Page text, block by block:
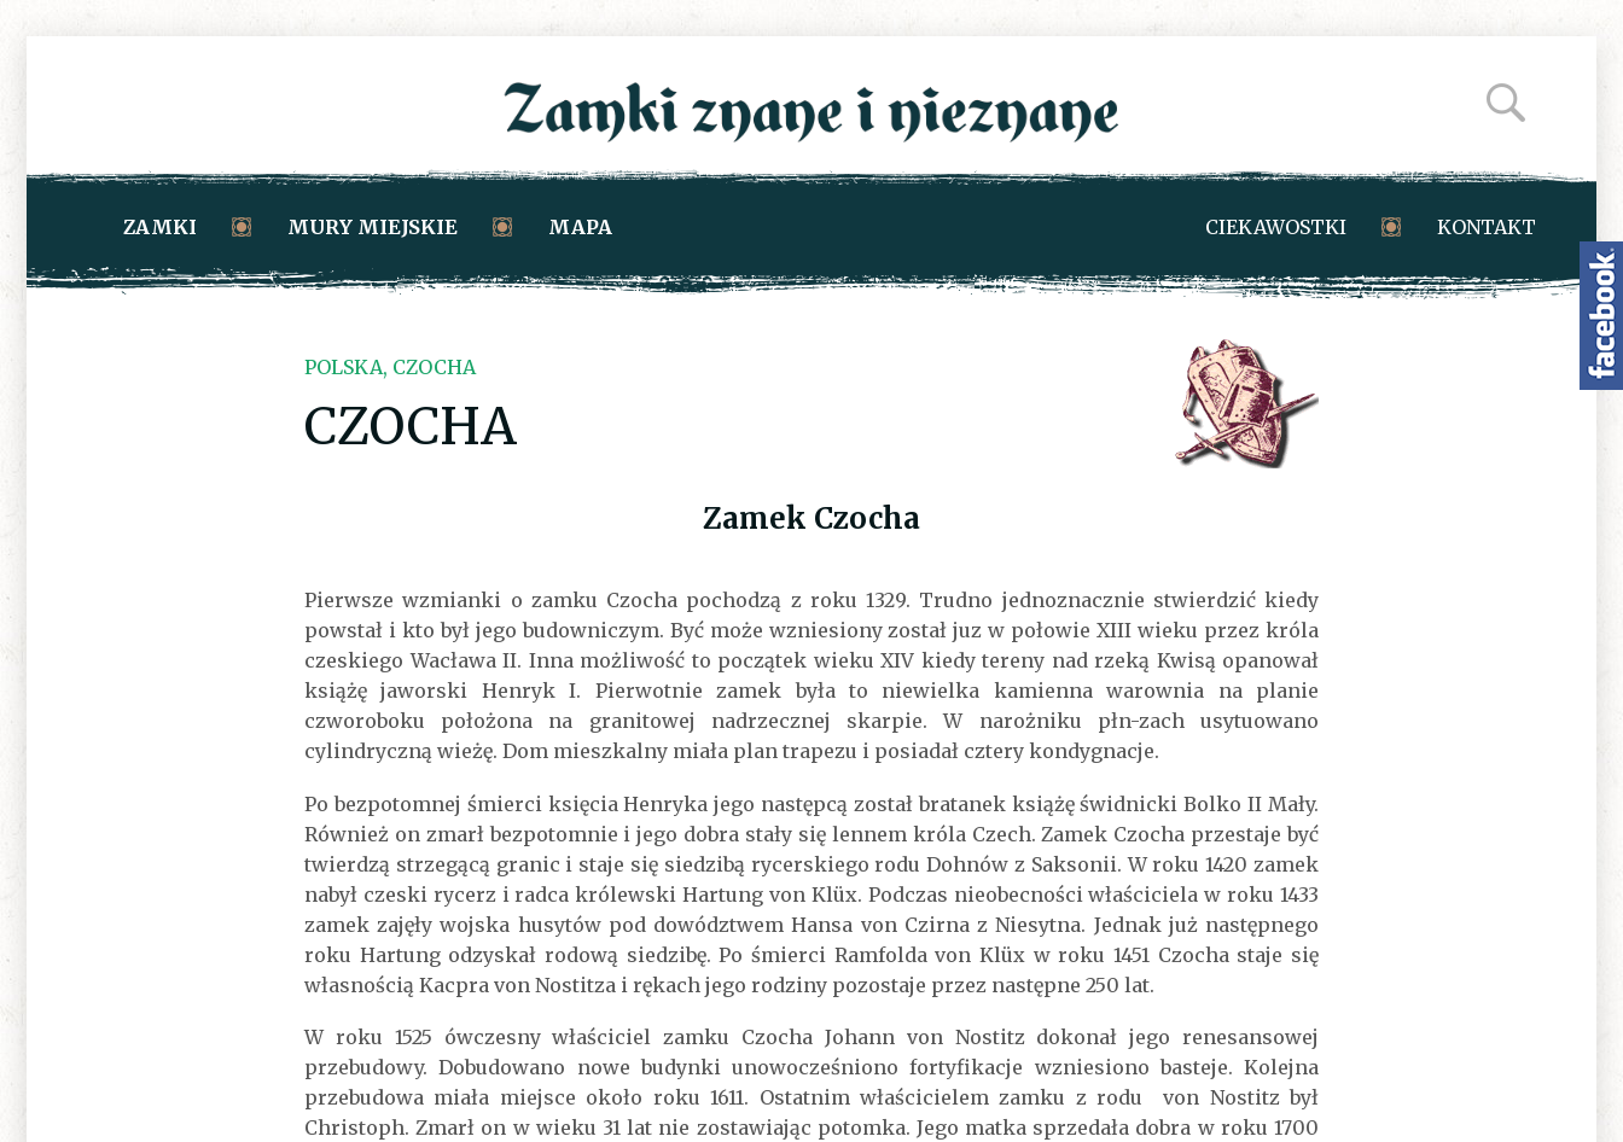
ZAMKI MURY MIEJSKIE MAPA CIEKAWOSTKI KONTAKT
POLSKA, CZOCHA
CZOCHA
Zamek Czocha
Pierwsze wzmianki o zamku Czocha pochodzą z roku 1329. Trudno jednoznacznie stwierdzić kiedy
powstał i kto był jego budowniczym. Być może wzniesiony został juz w połowie XIII wieku przez króla
czeskiego Wacława II. Inna możliwość to początek wieku XIV kiedy tereny nad rzeką Kwisą opanował
książę jaworski Henryk I. Pierwotnie zamek była to niewielka kamienna warownia na planie
czworoboku położona na granitowej nadrzecznej skarpie. W narożniku płn-zach usytuowano
cylindryczną wieżę. Dom mieszkalny miała plan trapezu i posiadał cztery kondygnacje.
Po bezpotomnej śmierci księcia Henryka jego następcą został bratanek książę świdnicki Bolko II Mały.
Również on zmarł bezpotomnie i jego dobra stały się lennem króla Czech. Zamek Czocha przestaje być
twierdzą strzegącą granic i staje się siedzibą rycerskiego rodu Dohnów z Saksonii. W roku 1420 zamek
nabył czeski rycerz i radca królewski Hartung von Klüx. Podczas nieobecności właściciela w roku 1433
zamek zajęły wojska husytów pod dowództwem Hansa von Czirna z Niesytna. Jednak już następnego
roku Hartung odzyskał rodową siedzibę. Po śmierci Ramfolda von Klüx w roku 1451 Czocha staje się
własnością Kacpra von Nostitza i rękach jego rodziny pozostaje przez następne 250 lat.
W roku 1525 ówczesny właściciel zamku Czocha Johann von Nostitz dokonał jego renesansowej
przebudowy. Dobudowano nowe budynki unowocześniono fortyfikacje wzniesiono basteje. Kolejna
przebudowa miała miejsce około roku 1611. Ostatnim właścicielem zamku z rodu von Nostitz był
Christoph. Zmarł on w wieku 31 lat nie zostawiając potomka. Jego matka sprzedała dobra w roku 1700